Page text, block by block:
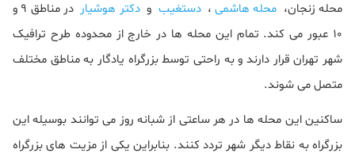
محله زنجان، محله هاشمی ، دستغیب و دکتر هوشیار
در مناطق 9 و
10 عبور می کند. تمام این محله ها در خارج از محدوده طرح ترافیک
شهر تهران قرار دارند و به راحتی توسط بزرگراه یادگار به مناطق مختلف
متصل می شوند.
ساکنین این محله ها در هر ساعتی از شبانه روز می توانند بوسیله این
بزرگراه به نقاط دیگر شهر تردد کنند. بنابراین یکی از مزیت های بزرگراه